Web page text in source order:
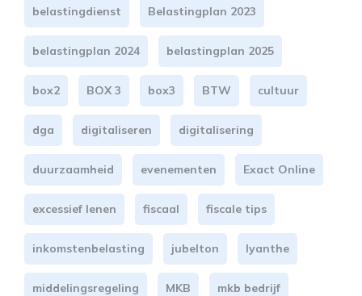
belastingdienst Belastingplan 2023
belastingplan 2024 belastingplan 2025
box2 BOX 3 box3 BTW cultuur
dga digitaliseren digitalisering
duurzaamheid evenementen Exact Online
excessief lenen fiscaal fiscale tips
inkomstenbelasting jubelton lyanthe
middelingsregeling MKB mkb bedrijf